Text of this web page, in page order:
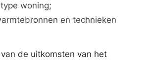
woning;
en technieken
de uitkomsten van het